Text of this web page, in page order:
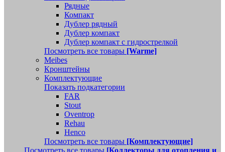
Рядные
Компакт
Дублер рядный
Дублер компакт
Дублер компакт с гидрострелкой
Посмотреть все товары [Warme]
Meibes
Кронштейны
Комплектующие
Показать подкатегории
FAR
Stout
Oventrop
Rehau
Henco
Посмотреть все товары [Комплектующие]
Посмотреть все товары [Коллекторы для отопления и